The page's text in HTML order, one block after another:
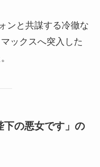
ンと共謀する冷徹な
ックスへ突入した
下の悪女です」の